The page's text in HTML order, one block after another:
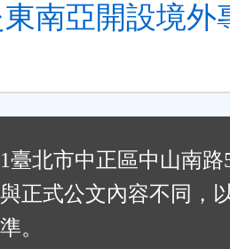
南亞開設境外
臺北市中正區中山南
正式公文內容不同，
。